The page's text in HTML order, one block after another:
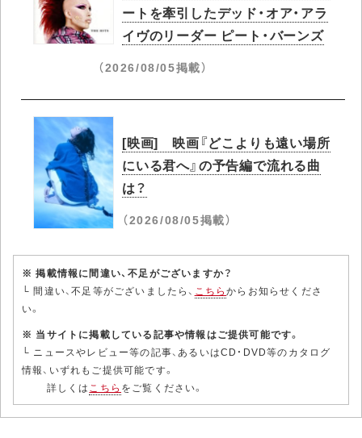
ートを牽引したデッド・オア・アラ
イヴのリーダー ピート・バーンズ
（2026/08/05掲載）
[映画] 映画『どこよりも遠い場所
にいる君へ』の予告編で流れる曲
は？
（2026/08/05掲載）
※ 掲載情報に間違い、不足がございますか？
└ 間違い、不足等がございましたら、 こちらからお知らせくださ
い。
※ 当サイトに掲載している記事や情報はご提供可能です。
└ ニュースやレビュー等の記事、あるいはCD・DVD等のカタログ
情報、いずれもご提供可能です。
詳しくはこちら をご覧ください。